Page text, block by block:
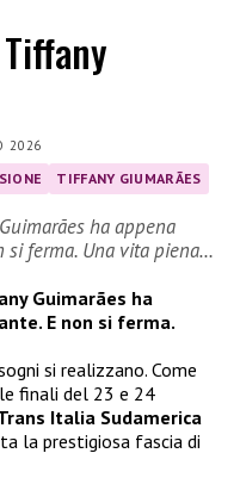
2026
TIFFANY GIUMARÃES
ha appena
si ferma. Una vita piena…
Guimarães ha
E non si ferma.
si realizzano. Come
finali del 23 e 24
Italia Sudamerica
la prestigiosa fascia di